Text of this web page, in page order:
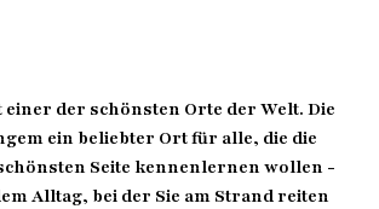
einer der schönsten Orte der Welt. Die
ein beliebter Ort für alle, die die
Seite kennenlernen wollen -
Alltag, bei der Sie am Strand reiten